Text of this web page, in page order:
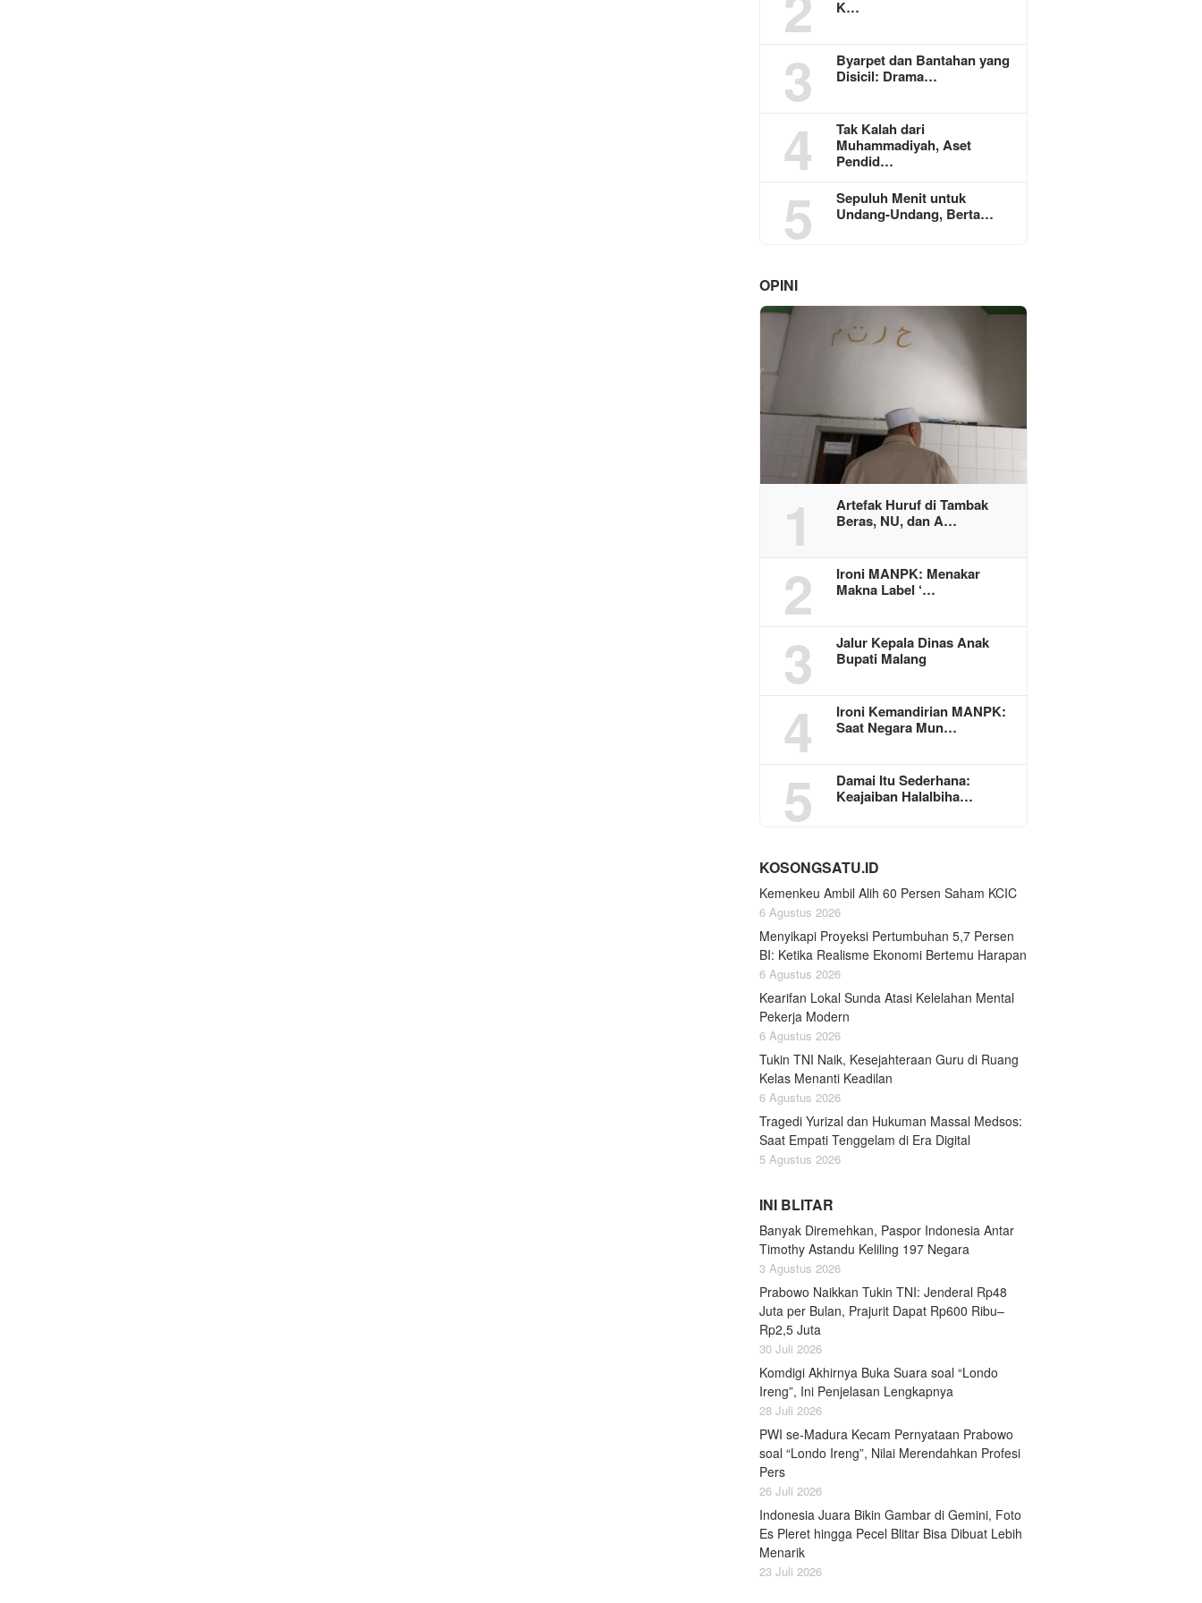
K…
3
Byarpet dan Bantahan yang
Disicil: Drama…
4
Tak Kalah dari
Muhammadiyah, Aset
Pendid…
5
Sepuluh Menit untuk
Undang-Undang, Berta…
OPINI
1
Artefak Huruf di Tambak
Beras, NU, dan A…
2
Ironi MANPK: Menakar
Makna Label ‘…
3
Jalur Kepala Dinas Anak
Bupati Malang
4
Ironi Kemandirian MANPK:
Saat Negara Mun…
5
Damai Itu Sederhana:
Keajaiban Halalbiha…
KOSONGSATU.ID
Kemenkeu Ambil Alih 60 Persen Saham KCIC
6 Agustus 2026
Menyikapi Proyeksi Pertumbuhan 5,7 Persen
BI: Ketika Realisme Ekonomi Bertemu Harapan
6 Agustus 2026
Kearifan Lokal Sunda Atasi Kelelahan Mental
Pekerja Modern
6 Agustus 2026
Tukin TNI Naik, Kesejahteraan Guru di Ruang
Kelas Menanti Keadilan
6 Agustus 2026
Tragedi Yurizal dan Hukuman Massal Medsos:
Saat Empati Tenggelam di Era Digital
5 Agustus 2026
INI BLITAR
Banyak Diremehkan, Paspor Indonesia Antar
Timothy Astandu Keliling 197 Negara
3 Agustus 2026
Prabowo Naikkan Tukin TNI: Jenderal Rp48
Juta per Bulan, Prajurit Dapat Rp600 Ribu–
Rp2,5 Juta
30 Juli 2026
Komdigi Akhirnya Buka Suara soal “Londo
Ireng”, Ini Penjelasan Lengkapnya
28 Juli 2026
PWI se-Madura Kecam Pernyataan Prabowo
soal “Londo Ireng”, Nilai Merendahkan Profesi
Pers
26 Juli 2026
Indonesia Juara Bikin Gambar di Gemini, Foto
Es Pleret hingga Pecel Blitar Bisa Dibuat Lebih
Menarik
23 Juli 2026